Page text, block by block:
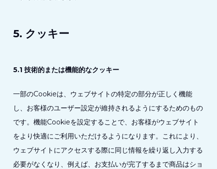
5. クッキー
5.1 技術的または機能的なクッキー
一部のCookieは、ウェブサイトの特定の部分が正しく機能
し、お客様のユーザー設定が維持されるようにするためのもの
です。機能Cookieを設定することで、お客様がウェブサイト
をより快適にご利用いただけるようになります。これにより、
ウェブサイトにアクセスする際に同じ情報を繰り返し入力する
必要がなくなり、例えば、お支払いが完了するまで商品はショ